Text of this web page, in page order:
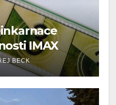
IMAX
BECK